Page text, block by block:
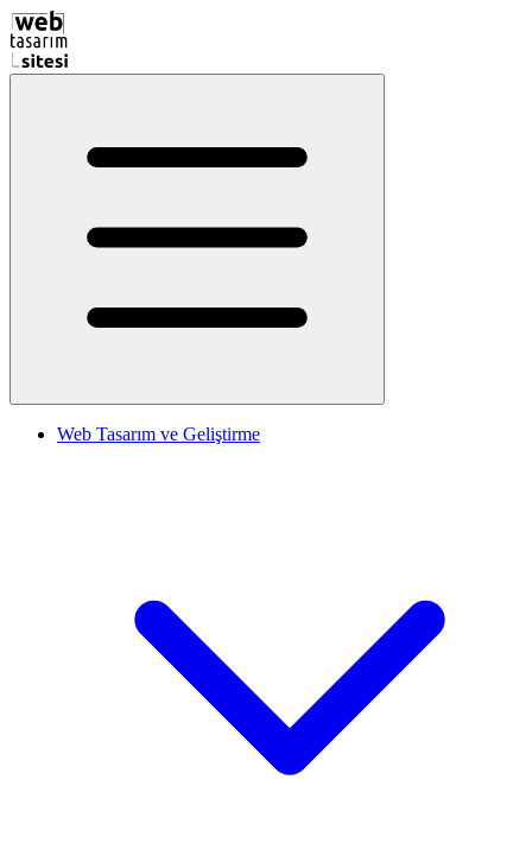
Web Tasarım ve Geliştirme